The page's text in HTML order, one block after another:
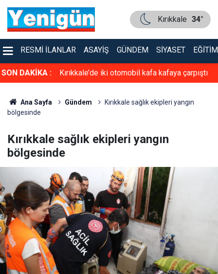
Kırıkkale 34°
RESMI İLANLAR ASAYIŞ GÜNDEM SIYASET EĞITIM
SON DAKİKA : Kırıkkale’de iki otomobil kafa kafaya çarpıştı
Ana Sayfa Gündem
Kırıkkale sağlık ekipleri yangın
bölgesinde
Kırıkkale sağlık ekipleri yangın
bölgesinde